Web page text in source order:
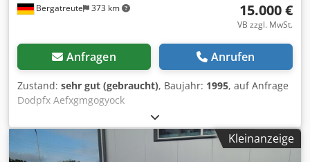
Bergatreute 373 km 15.000 €
VB zzgl. MwSt.
Anfragen Anrufen
Zustand: sehr gut (gebraucht), Baujahr: 1995, auf Anfrage
Dodpfx Aefxgmgogyock
Kleinanzeige